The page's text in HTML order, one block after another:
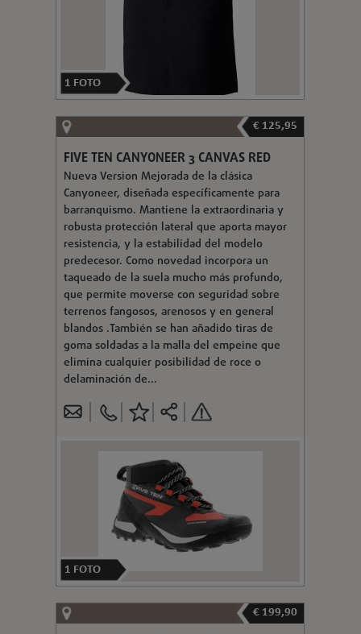
1 FOTO
€ 125,95
FIVE TEN CANYONEER 3 CANVAS RED
Nueva Version Mejorada de la clásica
Canyoneer, diseñada específicamente para
barranquismo. Mantiene la extraordinaria y
robusta protección lateral que aporta mayor
resistencia, y la estabilidad del modelo
predecesor. Como novedad incorpora un
taqueado de la suela mucho más profundo,
que permite moverse con seguridad sobre
terrenos fangosos, arenosos y en general
blandos .También se han añadido tiras de
goma soldadas a la malla del empeine que
elimina cualquier posibilidad de roce o
delaminación de...
1 FOTO
€ 199,90